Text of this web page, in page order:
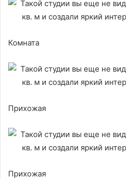
Комната
Прихожая
Прихожая